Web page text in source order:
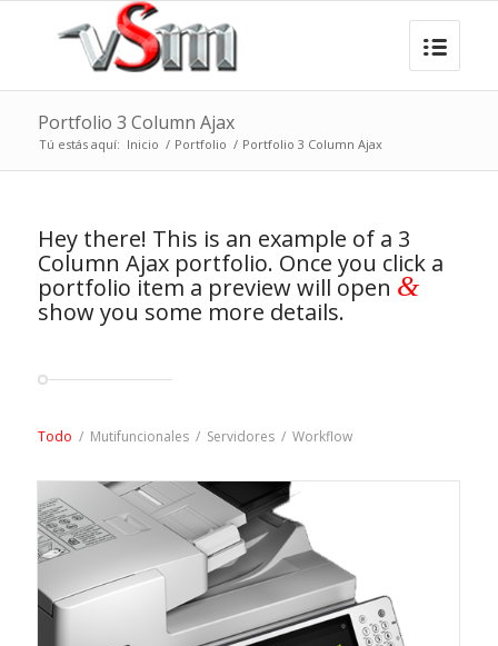
Portfolio 3 Column Ajax
Tú estás aquí: Inicio / Portfolio / Portfolio 3 Column Ajax
Hey there! This is an example of a 3
Column Ajax portfolio. Once you click a
portfolio item a preview will open &
show you some more details.
Todo / Mutifuncionales / Servidores / Workflow